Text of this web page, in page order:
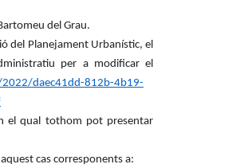
del Grau.
del Planejament Urbanístic, el
per a modificar el
daec41dd-812b-4b19-
el qual tothom pot presentar
cas corresponents a: